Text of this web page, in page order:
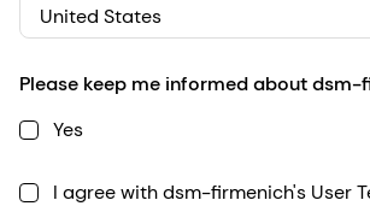
United States
Please keep me informed about dsm-
Yes
I agree with dsm-firmenich's User